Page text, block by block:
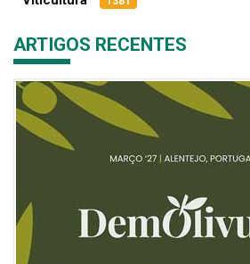
ARTIGOS RECENTES